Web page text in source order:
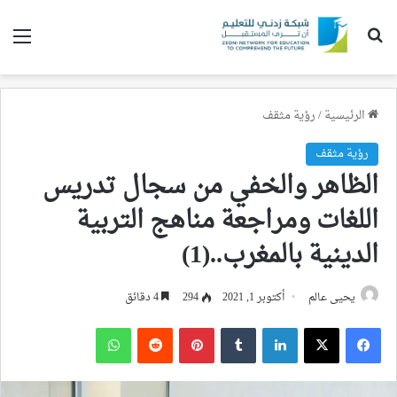
بحث عن
الرئيسية/رؤية مثقف
رؤية مثقف
الظاهر والخفي من سجال تدريس
اللغات ومراجعة مناهج التربية
الدينية بالمغرب..(1)
يحيى عالم أكتوبر 1, 2021 294
فيسبوك ‫X لينكدإن بينتيريست واتساب